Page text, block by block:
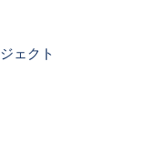
ェクト